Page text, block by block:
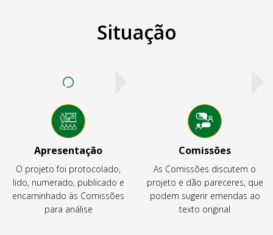
Situação
Apresentação
O projeto foi protocolado,
lido, numerado, publicado e
encaminhado às Comissões
para análise
Comissões
As Comissões discutem o
projeto e dão pareceres, que
podem sugerir emendas ao
texto original